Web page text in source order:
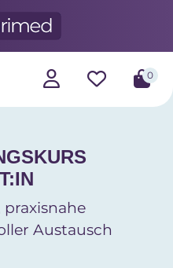
0
praxisnahe
Austausch